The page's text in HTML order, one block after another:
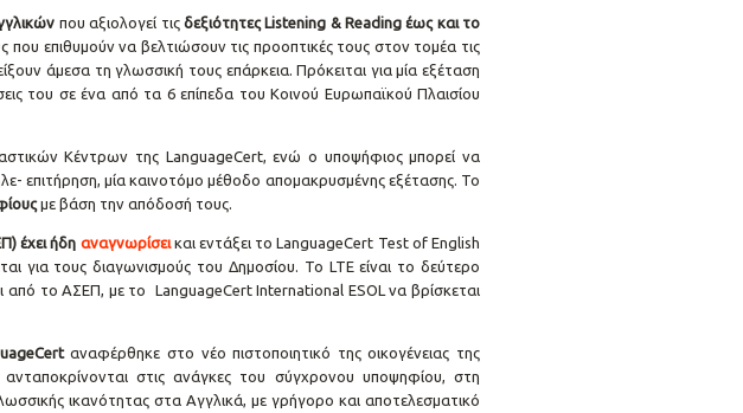
που αξιολογεί τις δεξιότητες Listening & Reading έως και το
που επιθυμούν να βελτιώσουν τις προοπτικές τους στον τομέα τις
άμεσα τη γλωσσική τους επάρκεια. Πρόκειται για μία εξέταση
του σε ένα από τα 6 επίπεδα του Κοινού Ευρωπαϊκού Πλαισίου
Κέντρων της LanguageCert, ενώ ο υποψήφιος μπορεί να
επιτήρηση, μία καινοτόμο μέθοδο απομακρυσμένης εξέτασης. Το
με βάση την απόδοσή τους.
έχει ήδη αναγνωρίσει και εντάξει το LanguageCert Test of English
για τους διαγωνισμούς του Δημοσίου. Το LTE είναι το δεύτερο
από το ΑΣΕΠ, με το LanguageCert International ESOL να βρίσκεται
αναφέρθηκε στο νέο πιστοποιητικό της οικογένειας της
στις ανάγκες του σύγχρονου υποψηφίου, στη
ικανότητας στα Αγγλικά, με γρήγορο και αποτελεσματικό